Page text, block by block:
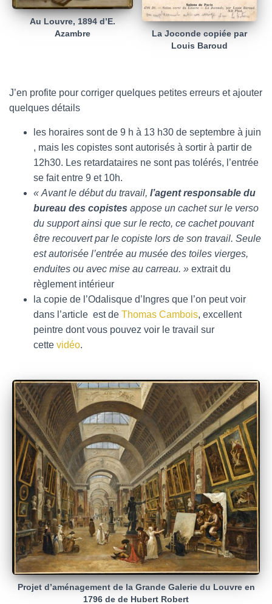
Au Louvre, 1894 d’E.
Azambre
La Joconde copiée par
Louis Baroud
J’en profite pour corriger quelques petites erreurs et ajouter
quelques détails
les horaires sont de 9 h à 13 h30 de septembre à juin
, mais les copistes sont autorisés à sortir à partir de
12h30. Les retardataires ne sont pas tolérés, l’entrée
se fait entre 9 et 10h.
« Avant le début du travail, l’agent responsable du
bureau des copistes appose un cachet sur le verso
du support ainsi que sur le recto, ce cachet pouvant
être recouvert par le copiste lors de son travail. Seule
est autorisée l’entrée au musée des toiles vierges,
enduites ou avec mise au carreau. » extrait du
règlement intérieur
la copie de l’Odalisque d’Ingres que l’on peut voir
dans l’article est de Thomas Cambois, excellent
peintre dont vous pouvez voir le travail sur
cette vidéo.
Projet d’aménagement de la Grande Galerie du Louvre en
1796 de de Hubert Robert